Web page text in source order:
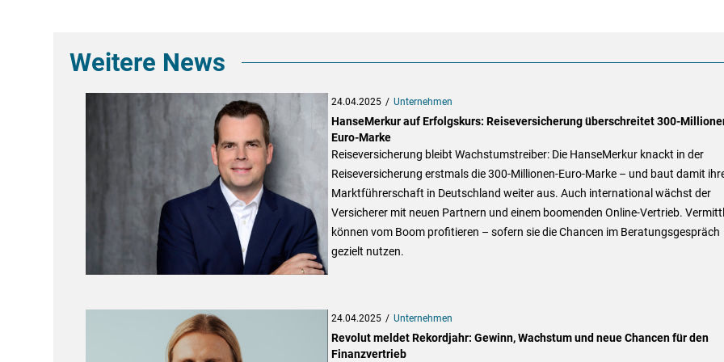
Weitere News
24.04.2025 Unternehmen
HanseMerkur auf Erfolgskurs: Reiseversicherung überschreitet 300-
Euro-Marke
Reiseversicherung bleibt Wachstumstreiber: Die HanseMerkur knackt in der
Reiseversicherung erstmals die 300-Millionen-Euro-Marke – und baut damit
Marktführerschaft in Deutschland weiter aus. Auch international wächst der
Versicherer mit neuen Partnern und einem boomenden Online-Vertrieb.
können vom Boom profitieren – sofern sie die Chancen im Beratungsgespräch
gezielt nutzen.
24.04.2025 Unternehmen
Revolut meldet Rekordjahr: Gewinn, Wachstum und neue Chancen für den
Finanzvertrieb